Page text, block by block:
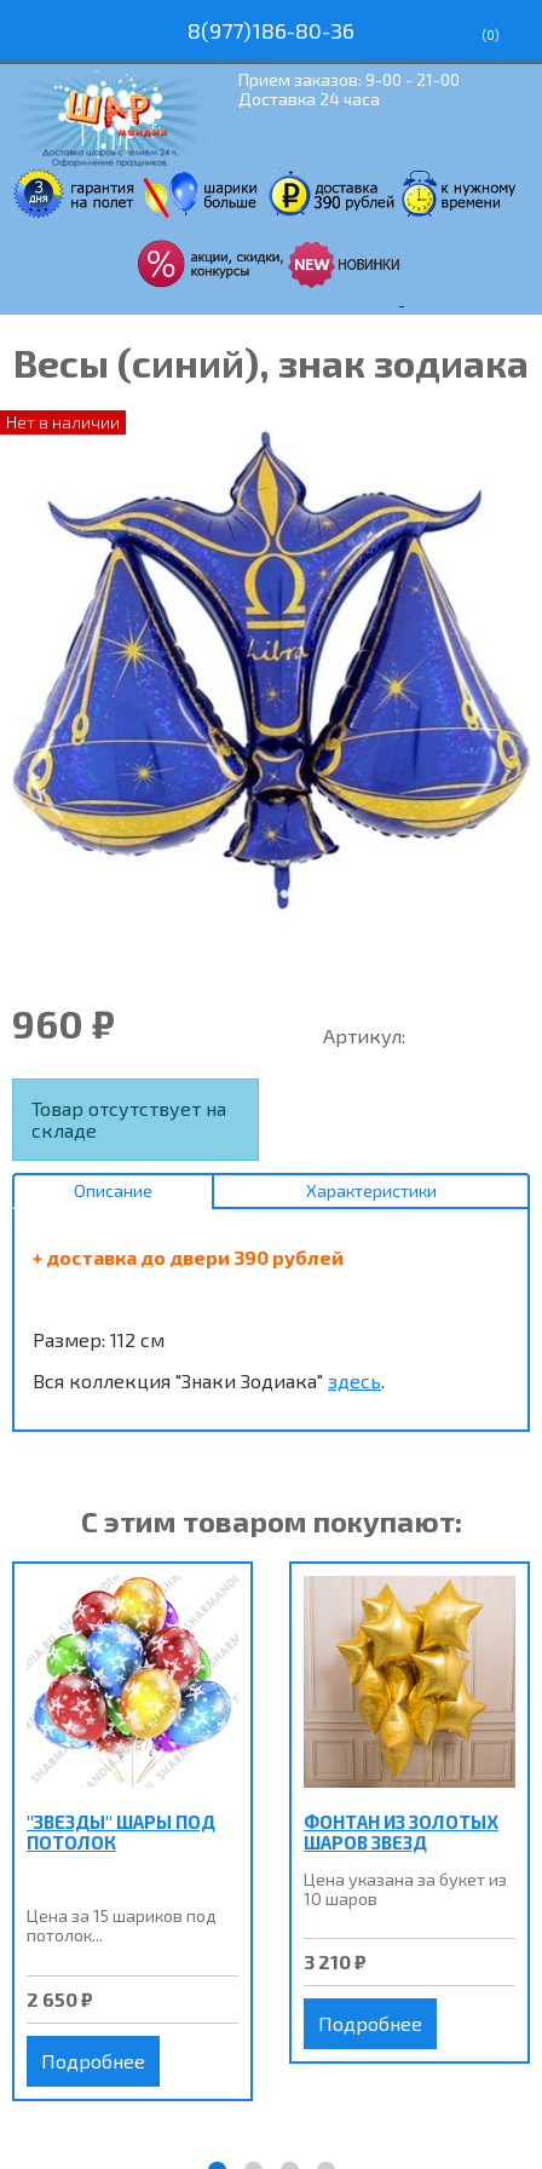
8(977)186-80-36 (0)
Прием заказов: 9-00 - 21-00
Доставка 24 часа
Весы (синий), знак зодиака
Нет в наличии
960 ₽ Артикул:
Товар отсутствует на
складе
Описание Характеристики
+ доставка до двери 390 рублей
Размер: 112 см
Вся коллекция "Знаки Зодиака" здесь
С этим товаром покупают:
"ЗВЕЗДЫ" ШАРЫ ПОД
ПОТОЛОК
Цена за 15 шариков под
потолок...
2 650 ₽
Подробнее
ФОНТАН ИЗ ЗОЛОТЫХ
ШАРОВ ЗВЕЗД
Цена указана за букет из
10 шаров
3 210 ₽
Подробнее